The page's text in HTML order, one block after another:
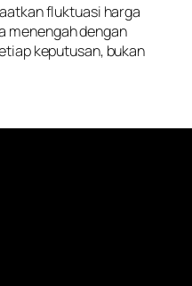
fluktuasi harga
menengah dengan
keputusan, bukan